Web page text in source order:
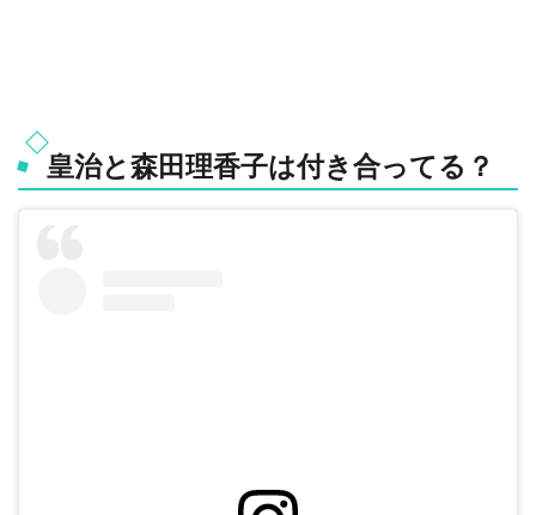
皇治と森田理香子は付き合ってる？